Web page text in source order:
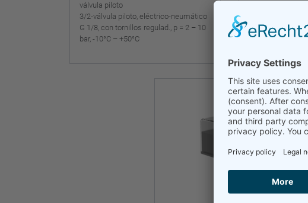
válvula piloto
3/2-válvula piloto, eléctrico-neumático
G 1/8, con tornillos regulad., p = 2 – 10
bar, -10°C – +50°C
G 1/8, con
bar, -10°C – +50°C